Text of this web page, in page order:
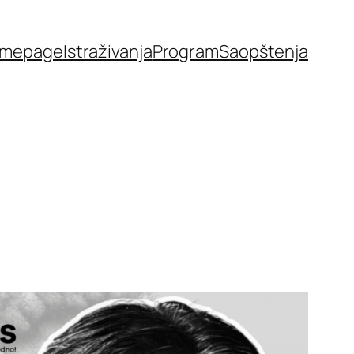
IstraživanjaProgramSaopštenja